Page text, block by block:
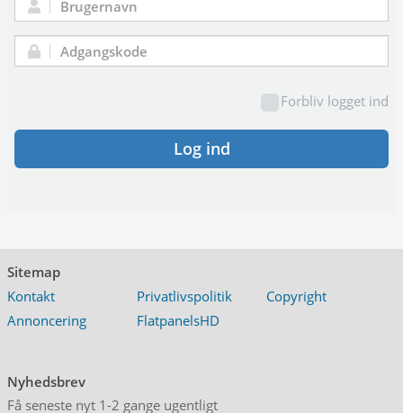
Brugernavn:
Adgangskode:
Forbliv logget ind
Log ind
Sitemap
Kontakt
Privatlivspolitik
Copyright
Annoncering
FlatpanelsHD
Nyhedsbrev
Få seneste nyt 1-2 gange ugentligt